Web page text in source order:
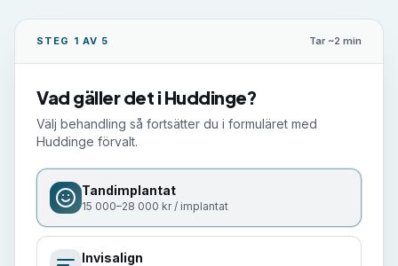
STEG 1 AV 5 Tar ~2 min
Vad gäller det i Huddinge?
Välj behandling så fortsätter du i formuläret med
Huddinge förvalt.
Tandimplantat
15 000–28 000 kr / implantat
Invisalign